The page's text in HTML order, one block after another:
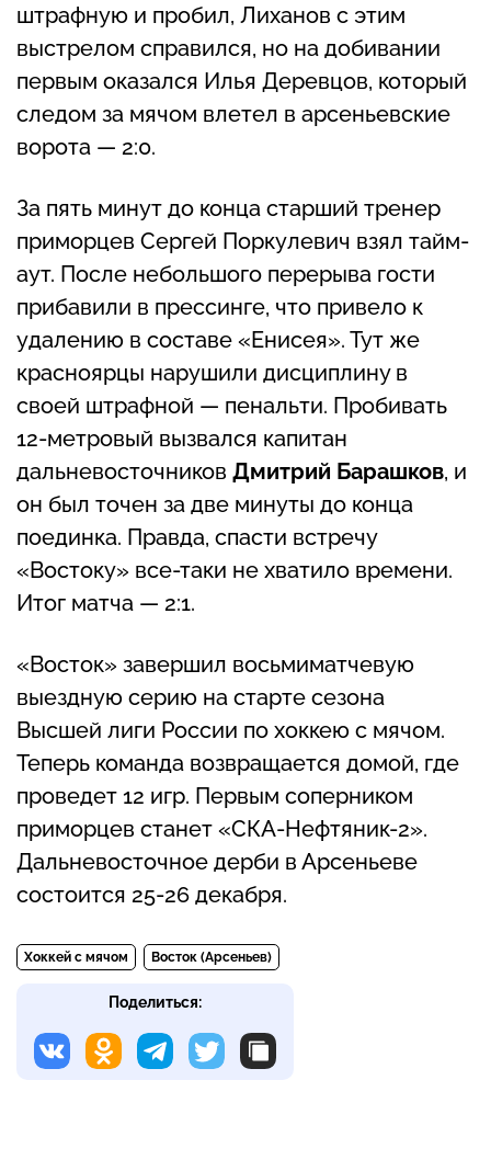
штрафную и пробил, Лиханов с этим
выстрелом справился, но на добивании
первым оказался Илья Деревцов, который
следом за мячом влетел в арсеньевские
ворота — 2:0.
За пять минут до конца старший тренер
приморцев Сергей Поркулевич взял тайм-
аут. После небольшого перерыва гости
прибавили в прессинге, что привело к
удалению в составе «Енисея». Тут же
красноярцы нарушили дисциплину в
своей штрафной — пенальти. Пробивать
12-метровый вызвался капитан
дальневосточников Дмитрий Барашков, и
он был точен за две минуты до конца
поединка. Правда, спасти встречу
«Востоку» все-таки не хватило времени.
Итог матча — 2:1.
«Восток» завершил восьмиматчевую
выездную серию на старте сезона
Высшей лиги России по хоккею с мячом.
Теперь команда возвращается домой, где
проведет 12 игр. Первым соперником
приморцев станет «СКА-Нефтяник-2».
Дальневосточное дерби в Арсеньеве
состоится 25-26 декабря.
Хоккей с мячом Восток (Арсеньев)
Поделиться: